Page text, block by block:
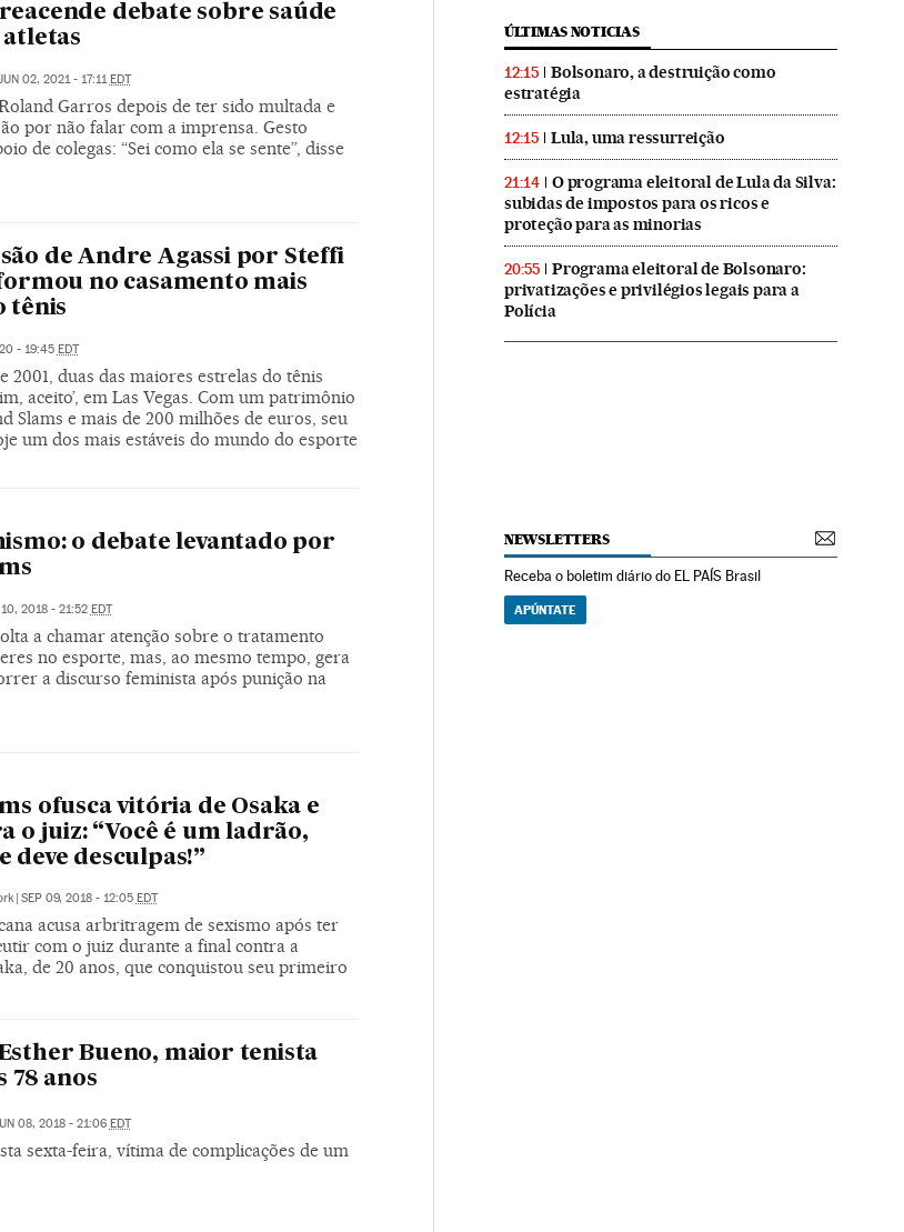
debate sobre saúde
02, 2021 - 17:11EDT
Garros depois de ter sido multada e
por não falar com a imprensa. Gesto
de colegas: “Sei como ela se sente”, disse
de Andre Agassi por Steffi
no casamento mais
tênis
- 19:45 EDT
2001, duas das maiores estrelas do tênis
aceito’, em Las Vegas. Com um patrimônio
Slams e mais de 200 milhões de euros, seu
um dos mais estáveis do mundo do esporte
o debate levantado por
10, 2018 - 21:52 EDT
a chamar atenção sobre o tratamento
no esporte, mas, ao mesmo tempo, gera
a discurso feminista após punição na
ofusca vitória de Osaka e
o juiz: “Você é um ladrão,
deve desculpas!”
| SEP 09, 2018 - 12:05 EDT
acusa arbritragem de sexismo após ter
com o juiz durante a final contra a
de 20 anos, que conquistou seu primeiro
Bueno, maior tenista
78 anos
08, 2018 - 21:06 EDT
sexta-feira, vítima de complicações de um
ÚLTIMAS NOTICIAS
12:15
Bolsonaro, a destruição como
estratégia
12:15 Lula, uma ressurreição
21:14
O programa eleitoral de Lula da Silva:
subidas de impostos para os ricos e
proteção para as minorias
20:55
Programa eleitoral de Bolsonaro:
privatizações e privilégios legais para a
Polícia
NEWSLETTERS
Receba o boletim diário do EL PAÍS Brasil
APÚNTATE